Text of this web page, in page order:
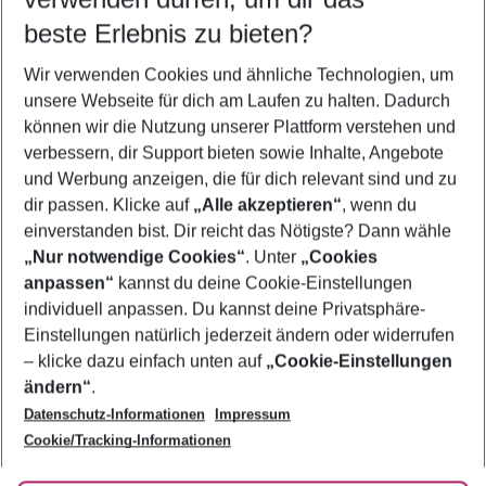
5-8 Nächte
2 Erwachsene Keine Kinder
Mehr Filter anzeigen
Footer
Footer navigation
Über uns
AGB
Bestpreisgarantie
Cookie-Einstellungen ändern
Cookie-Richtlinie
Agenturbetreuung
Barrierefreies Reisen
Folge uns
beste Erlebnis zu bieten?
Wir verwenden Cookies und ähnliche Technologien, um
unsere Webseite für dich am Laufen zu halten. Dadurch
können wir die Nutzung unserer Plattform verstehen und
verbessern, dir Support bieten sowie Inhalte, Angebote
und Werbung anzeigen, die für dich relevant sind und zu
dir passen. Klicke auf „Alle akzeptieren“, wenn du
einverstanden bist. Dir reicht das Nötigste? Dann wähle
„Nur notwendige Cookies“. Unter „Cookies
anpassen“ kannst du deine Cookie-Einstellungen
individuell anpassen. Du kannst deine Privatsphäre-
Einstellungen natürlich jederzeit ändern oder widerrufen
– klicke dazu einfach unten auf „Cookie-Einstellungen
ändern“.
Datenschutz-Informationen
Impressum
Cookie/Tracking-Informationen